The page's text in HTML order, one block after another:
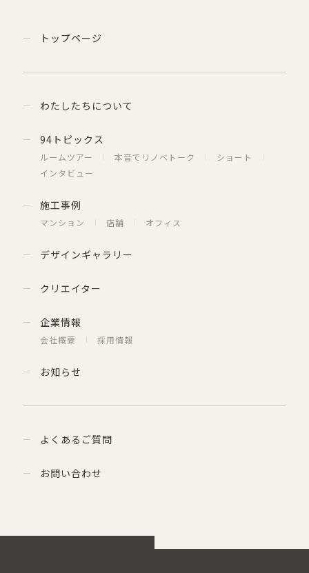
トップページ
わたしたちについて
94トピックス
ルームツアー 本音でリノベトーク
ショート
インタビュー
施工事例
マンション 店舗 オフィス
デザインギャラリー
クリエイター
企業情報
会社概要 採用情報
お知らせ
よくあるご質問
お問い合わせ